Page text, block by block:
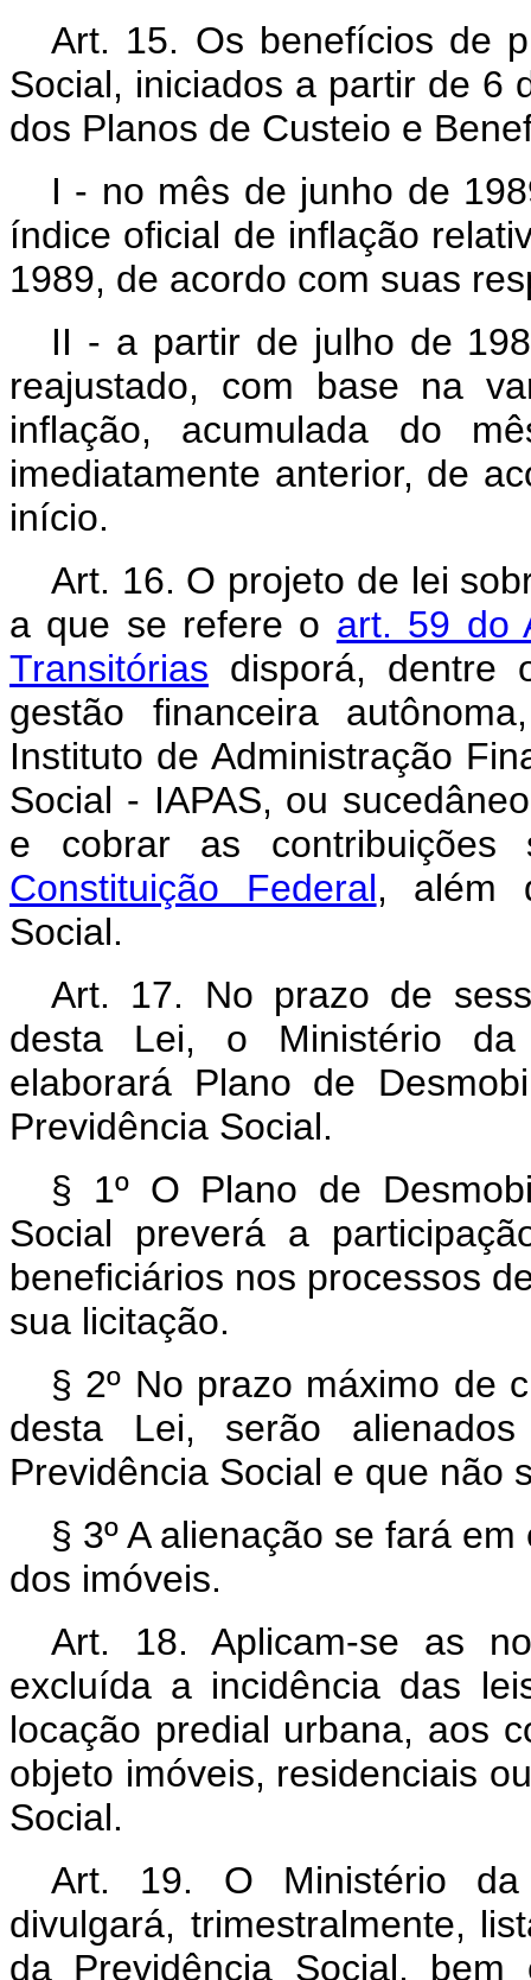
Art. 15. Os benefícios de
Social, iniciados a partir de 6
dos Planos de Custeio e
I - no mês de junho de
índice oficial de inflação
1989, de acordo com suas
II - a partir de julho de
reajustado, com base na
inflação, acumulada do
imediatamente anterior, de
início.
Art. 16. O projeto de lei
a que se refere o art. 59 do
Transitórias disporá, dentre
gestão financeira
Instituto de Administração
Social - IAPAS, ou
e cobrar as
Constituição Federal, além
Social.
Art. 17. No prazo de
desta Lei, o Ministério da
elaborará Plano de
Previdência Social.
§ 1º O Plano de
Social preverá a
beneficiários nos processos
sua licitação.
§ 2º No prazo máximo de
desta Lei, serão
Previdência Social e que não
§ 3º A alienação se fará
dos imóveis.
Art. 18. Aplicam-se as
excluída a incidência das
locação predial urbana, aos
objeto imóveis, residenciais
Social.
Art. 19. O Ministério da
divulgará, trimestralmente,
da Previdência Social, bem